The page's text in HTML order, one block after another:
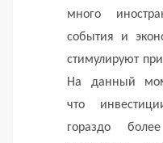
много
события и
стимулируют
На данный
что
гораздо